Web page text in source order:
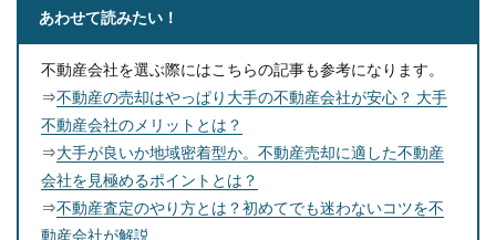
あわせて読みたい！
不動産会社を選ぶ際にはこちらの記事も参考になります。
⇒不動産の売却はやっぱり大手の不動産会社が安心？ 大手
不動産会社のメリットとは？
⇒大手が良いか地域密着型か。不動産売却に適した不動産
会社を見極めるポイントとは？
⇒不動産査定のやり方とは？初めてでも迷わないコツを不
動産会社が解説